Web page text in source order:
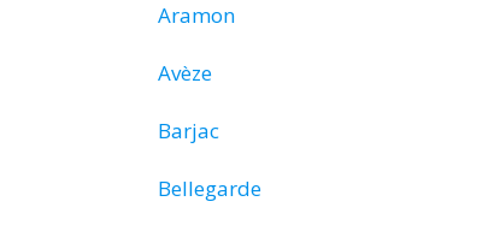
Aramon
Avèze
Barjac
Bellegarde